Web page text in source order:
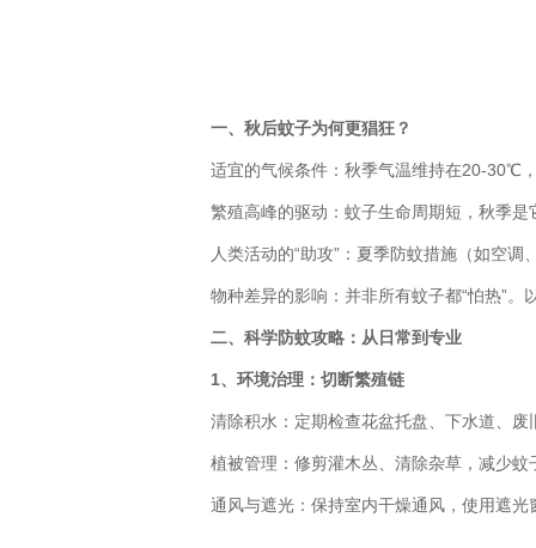
一、秋后蚊子为何更猖狂？
适宜的气候条件：秋季气温维持在20-30℃，
繁殖高峰的驱动：蚊子生命周期短，秋季是
人类活动的“助攻”：夏季防蚊措施（如空调
物种差异的影响：并非所有蚊子都“怕热”。
二、科学防蚊攻略：从日常到专业
1、环境治理：切断繁殖链
清除积水：定期检查花盆托盘、下水道、废
植被管理：修剪灌木丛、清除杂草，减少蚊
通风与遮光：保持室内干燥通风，使用遮光